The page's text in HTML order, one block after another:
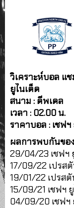
วิเคราะห์บอล แ
ยูไนเต็ด
สนาม : ดีพเดล
เวลา : 02.00 น.
ราคาบอล : เชฟ
ผลการพบกันขอ
29/04/23 เชฟฯ
17/09/22 เปรส
19/01/22 เปรส
15/09/21 เชฟฯ
04/09/20 เชฟฯ